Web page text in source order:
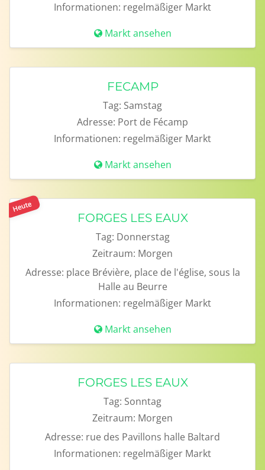
Informationen: regelmäßiger Markt
Markt ansehen
FECAMP
Tag: Samstag
Adresse: Port de Fécamp
Informationen: regelmäßiger Markt
Markt ansehen
Heute
FORGES LES EAUX
Tag: Donnerstag
Zeitraum: Morgen
Adresse: place Brévière, place de l'église, sous la
Halle au Beurre
Informationen: regelmäßiger Markt
Markt ansehen
FORGES LES EAUX
Tag: Sonntag
Zeitraum: Morgen
Adresse: rue des Pavillons halle Baltard
Informationen: regelmäßiger Markt